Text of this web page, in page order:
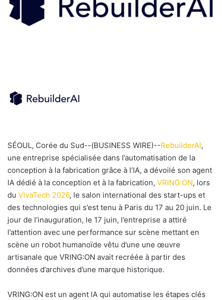
SÉOUL, Corée du Sud--(BUSINESS WIRE)--RebuilderAI,
une entreprise spécialisée dans l’automatisation de la
conception à la fabrication grâce à l’IA, a dévoilé son agent
IA dédié à la conception et à la fabrication, VRING:ON, lors
du VivaTech 2026, le salon international des start-ups et
des technologies qui s’est tenu à Paris du 17 au 20 juin. Le
jour de l’inauguration, le 17 juin, l’entreprise a attiré
l’attention avec une performance sur scène mettant en
scène un robot humanoïde vêtu d’une une œuvre
artisanale que VRING:ON avait recréée à partir des
données d’archives d’une marque historique.
VRING:ON est un agent IA qui automatise les étapes clés